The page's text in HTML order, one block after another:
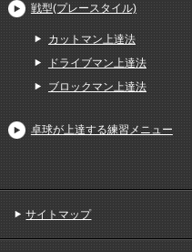
戦型(プレースタイル)
カットマン上達法
ドライブマン上達法
ブロックマン上達法
卓球が上達する練習メニュー
サイトマップ